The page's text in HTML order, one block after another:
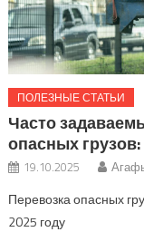
ПОЛЕЗНЫЕ СТАТЬИ
Часто
опасных
19.10.2025
Перевозка опасных
2025 году